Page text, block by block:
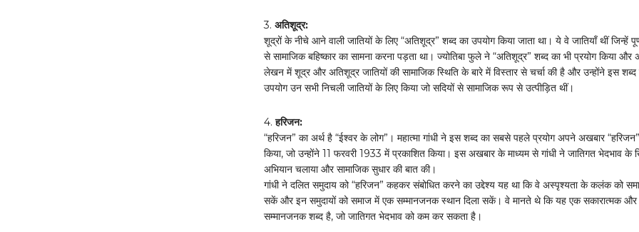
3. अतिशूद्र:
शूद्रों के नीचे आने वाली जातियों के लिए “अतिशूद्र” शब्द का उपयोग किया जाता था। ये वे जातियाँ थीं जिन्हें
से सामाजिक बहिष्कार का सामना करना पड़ता था। ज्योतिबा फुले ने “अतिशूद्र” शब्द का भी प्रयोग किया और
लेखन में शूद्र और अतिशूद्र जातियों की सामाजिक स्थिति के बारे में विस्तार से चर्चा की है और उन्होंने इस शब्द
उपयोग उन सभी निचली जातियों के लिए किया जो सदियों से सामाजिक रूप से उत्पीड़ित थीं।
4. हरिजन:
“हरिजन” का अर्थ है “ईश्वर के लोग”। महात्मा गांधी ने इस शब्द का सबसे पहले प्रयोग अपने अखबार
किया, जो उन्होंने 11 फरवरी 1933 में प्रकाशित किया। इस अखबार के माध्यम से गांधी ने जातिगत भेदभाव के
अभियान चलाया और सामाजिक सुधार की बात की।
गांधी ने दलित समुदाय को “हरिजन” कहकर संबोधित करने का उद्देश्य यह था कि वे अस्पृश्यता के कलंक को
सकें और इन समुदायों को समाज में एक सम्मानजनक स्थान दिला सकें। वे मानते थे कि यह एक सकारात्मक और
सम्मानजनक शब्द है, जो जातिगत भेदभाव को कम कर सकता है।